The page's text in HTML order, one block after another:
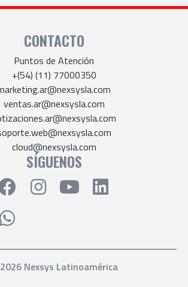
CONTACTO
Puntos de Atención
+(54) (11) 77000350
ventas.ar@nexsysla.com
cloud@nexsysla.com
SÍGUENOS
Nexsys Latinoamérica